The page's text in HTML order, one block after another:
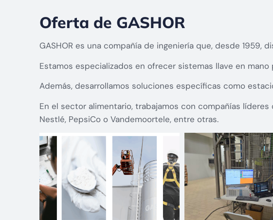
Oferta de GASHOR
GASHOR es una compañía de ingeniería que, desde
Estamos especializados en ofrecer sistemas llave en
Además, desarrollamos soluciones específicas como
En el sector alimentario, trabajamos con compañías líderes
Nestlé, PepsiCo o Vandemoortele, entre otras.